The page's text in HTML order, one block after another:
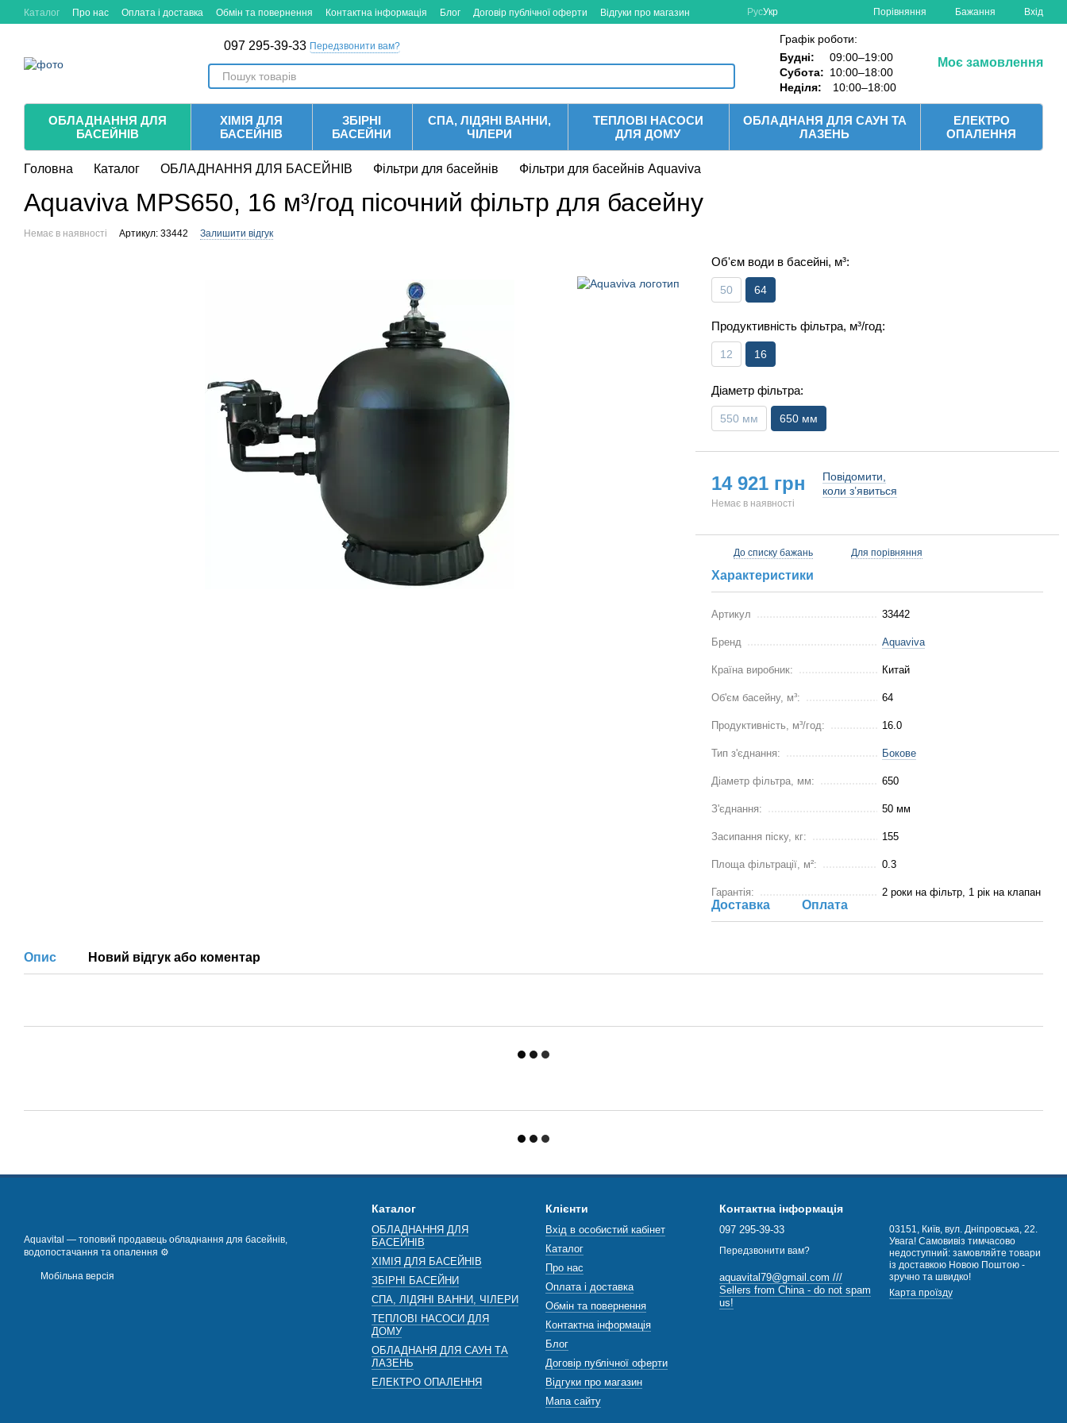
Перейти до основного контенту
Каталог Про нас Оплата і доставка Обмін та повернення Контактна інформація Блог Договір публічної оферти Відгуки про магазин РусУкр Порівняння Бажання Вхід
097 295-39-33 Передзвонити вам?
Графік роботи:
Будні:
09:00–19:00
Субота: 10:00–18:00
Неділя:
10:00–18:00
Моє замовлення
ОБЛАДНАННЯ ДЛЯ
БАСЕЙНІВ
ХІМІЯ ДЛЯ
БАСЕЙНІВ
ЗБІРНІ
БАСЕЙНИ
СПА, ЛІДЯНІ ВАННИ,
ЧІЛЕРИ
ТЕПЛОВІ НАСОСИ
ДЛЯ ДОМУ
ОБЛАДНАНЯ ДЛЯ САУН ТА
ЛАЗЕНЬ
ЕЛЕКТРО
ОПАЛЕННЯ
Головна Каталог ОБЛАДНАННЯ ДЛЯ БАСЕЙНІВ Фільтри для басейнів Фільтри для басейнів Aquaviva
Aquaviva MPS650, 16 м³/год пісочний фільтр для басейну
Немає в наявності Артикул: 33442 Залишити відгук
Об'єм води в басейні, м³:
50 64
Продуктивність фільтра, м³/год:
12 16
Діаметр фільтра:
550 мм 650 мм
14 921 грн
Немає в наявності
Повідомити,
коли з’явиться
До списку бажань Для порівняння
Характеристики
Артикул 33442
Бренд Aquaviva
Країна виробник: Китай
Об'єм басейну, м³: 64
Продуктивність, м³/год: 16.0
Тип з'єднання: Бокове
Діаметр фільтра, мм: 650
З'єднання: 50 мм
Засипання піску, кг: 155
Площа фільтрації, м²: 0.3
Гарантія: 2 роки на фільтр, 1 рік на клапан
Доставка Оплата
Опис Новий відгук або коментар
Aquavital — топовий продавець обладнання для басейнів,
водопостачання та опалення ⚙️
Мобільна версія
Каталог
ОБЛАДНАННЯ ДЛЯ
БАСЕЙНІВ
ХІМІЯ ДЛЯ БАСЕЙНІВ
ЗБІРНІ БАСЕЙНИ
СПА, ЛІДЯНІ ВАННИ, ЧІЛЕРИ
ТЕПЛОВІ НАСОСИ ДЛЯ
ДОМУ
ОБЛАДНАНЯ ДЛЯ САУН ТА
ЛАЗЕНЬ
ЕЛЕКТРО ОПАЛЕННЯ
Клієнти
Вхід в особистий кабінет
Каталог
Про нас
Оплата і доставка
Обмін та повернення
Контактна інформація
Блог
Договір публічної оферти
Відгуки про магазин
Мапа сайту
Контактна інформація
097 295-39-33
Передзвонити вам?
aquavital79@gmail.com ///
Sellers from China - do not spam
us!
03151, Київ, вул. Дніпровська, 22.
Увага! Самовивіз тимчасово
недоступний: замовляйте товари
із доставкою Новою Поштою -
зручно та швидко!
Карта проїзду